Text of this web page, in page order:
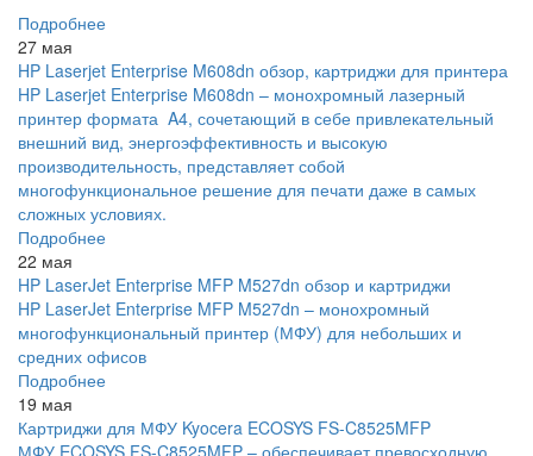
Подробнее
27 мая
HP Laserjet Enterprise M608dn обзор, картриджи для принтера
HP Laserjet Enterprise M608dn – монохромный лазерный
принтер формата A4, сочетающий в себе привлекательный
внешний вид, энергоэффективность и высокую
производительность, представляет собой
многофункциональное решение для печати даже в самых
сложных условиях.
Подробнее
22 мая
HP LaserJet Enterprise MFP M527dn обзор и картриджи
HP LaserJet Enterprise MFP M527dn – монохромный
многофункциональный принтер (МФУ) для небольших и
средних офисов
Подробнее
19 мая
Картриджи для МФУ Kyocera ECOSYS FS-C8525MFP
МФУ ECOSYS FS-C8525MFP – обеспечивает превосходную